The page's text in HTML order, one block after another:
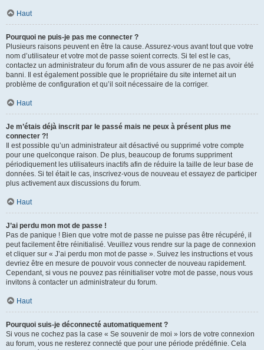
Haut
Pourquoi ne puis-je pas me connecter ?
Plusieurs raisons peuvent en être la cause. Assurez-vous avant tout que votre
nom d’utilisateur et votre mot de passe soient corrects. Si tel est le cas,
contactez un administrateur du forum afin de vous assurer de ne pas avoir été
banni. Il est également possible que le propriétaire du site internet ait un
problème de configuration et qu’il soit nécessaire de la corriger.
Haut
Je m’étais déjà inscrit par le passé mais ne peux à présent plus me
connecter ?!
Il est possible qu’un administrateur ait désactivé ou supprimé votre compte
pour une quelconque raison. De plus, beaucoup de forums suppriment
périodiquement les utilisateurs inactifs afin de réduire la taille de leur base de
données. Si tel était le cas, inscrivez-vous de nouveau et essayez de participer
plus activement aux discussions du forum.
Haut
J’ai perdu mon mot de passe !
Pas de panique ! Bien que votre mot de passe ne puisse pas être récupéré, il
peut facilement être réinitialisé. Veuillez vous rendre sur la page de connexion
et cliquer sur « J’ai perdu mon mot de passe ». Suivez les instructions et vous
devriez être en mesure de pouvoir vous connecter de nouveau rapidement.
Cependant, si vous ne pouvez pas réinitialiser votre mot de passe, nous vous
invitons à contacter un administrateur du forum.
Haut
Pourquoi suis-je déconnecté automatiquement ?
Si vous ne cochez pas la case « Se souvenir de moi » lors de votre connexion
au forum, vous ne resterez connecté que pour une période prédéfinie. Cela